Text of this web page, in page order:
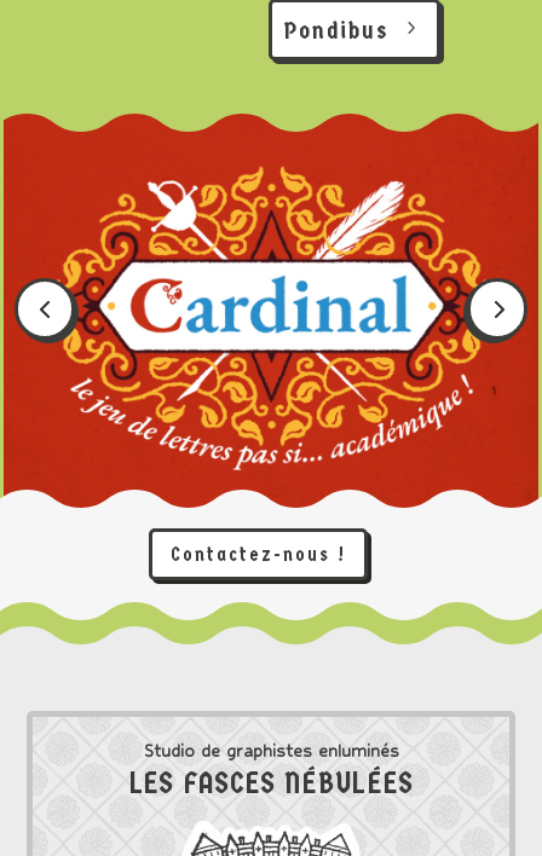
Pondibus
Contactez-nous !
Studio de graphistes enluminés
LES FASCES NÉBULÉES